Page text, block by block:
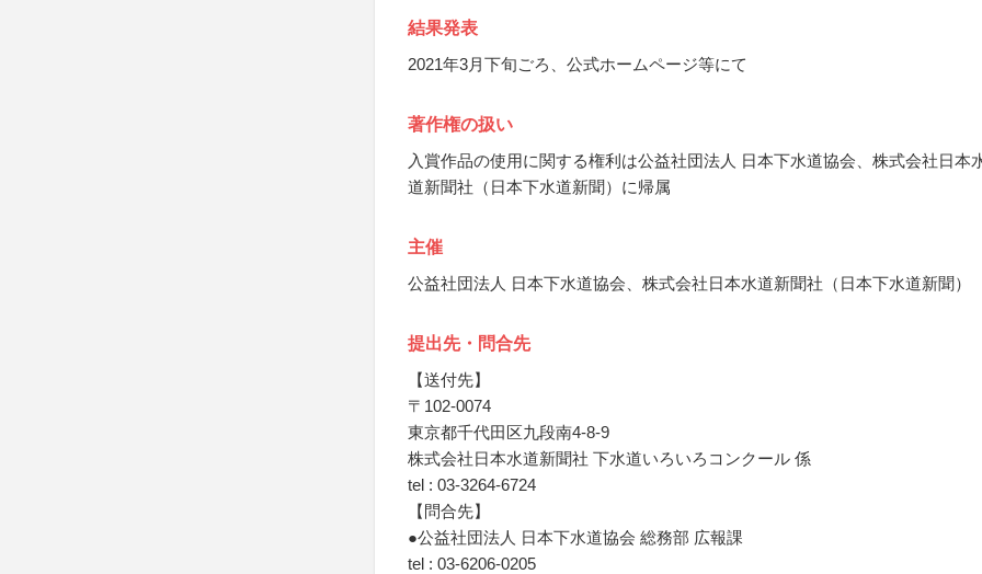
結果発表
2021年3月下旬ごろ、公式ホームページ等にて
著作権の扱い
入賞作品の使用に関する権利は公益社団法人 日本下水道協会、株式会社日本
道新聞社（日本下水道新聞）に帰属
主催
公益社団法人 日本下水道協会、株式会社日本水道新聞社（日本下水道新聞）
提出先・問合先
【送付先】
〒102-0074
東京都千代田区九段南4-8-9
株式会社日本水道新聞社 下水道いろいろコンクール 係
tel : 03-3264-6724
【問合先】
●公益社団法人 日本下水道協会 総務部 広報課
tel : 03-6206-0205